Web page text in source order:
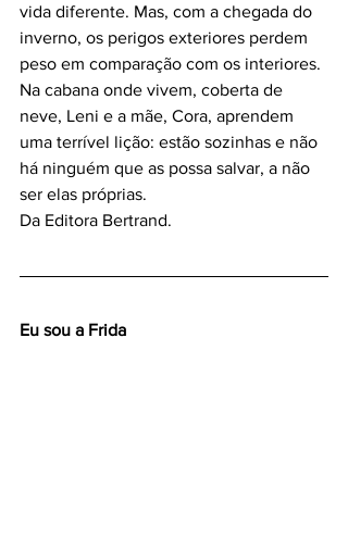
vida diferente. Mas, com a chegada do
inverno, os perigos exteriores perdem
peso em comparação com os interiores.
Na cabana onde vivem, coberta de
neve, Leni e a mãe, Cora, aprendem
uma terrível lição: estão sozinhas e não
há ninguém que as possa salvar, a não
ser elas próprias.
Da Editora Bertrand.
Eu sou a Frida